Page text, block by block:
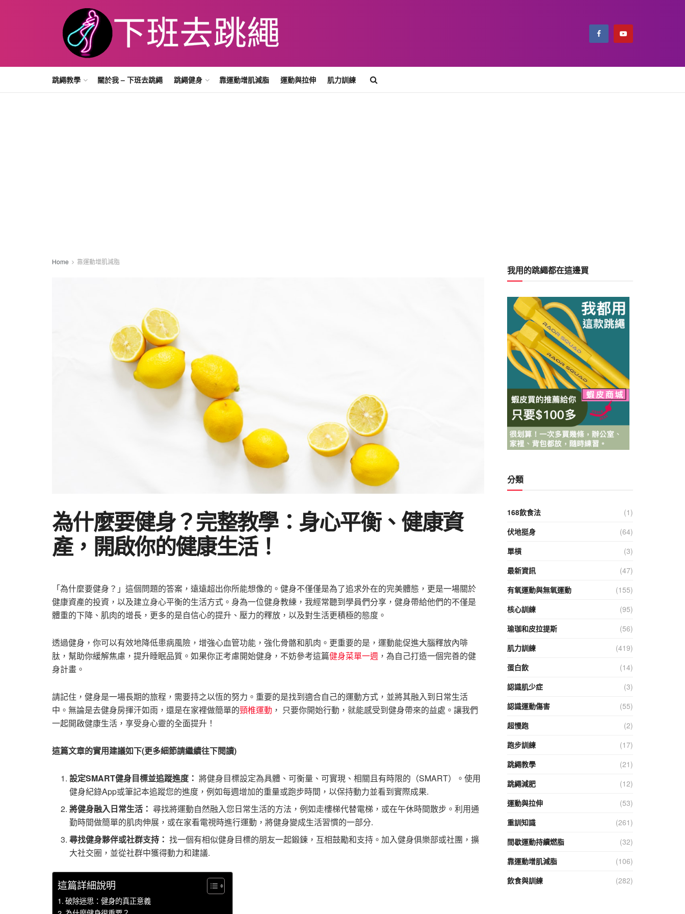
跳繩教學 關於我 – 下班去跳繩 跳繩健身 靠運動增肌減脂 運動與拉伸 肌力訓練
Home 靠運動增肌減脂
為什麼要健身？完整教學：身心平衡、健康資
產，開啟你的健康生活！
「為什麼要健身？」這個問題的答案，遠遠超出你所能想像的。健身不僅僅是為了追求外在的完美體態，更是一場關於
健康資產的投資，以及建立身心平衡的生活方式。身為一位健身教練，我經常聽到學員們分享，健身帶給他們的不僅是
體重的下降、肌肉的增長，更多的是自信心的提升、壓力的釋放，以及對生活更積極的態度。
透過健身，你可以有效地降低患病風險，增強心血管功能，強化骨骼和肌肉。更重要的是，運動能促進大腦釋放內啡
肽，幫助你緩解焦慮，提升睡眠品質。如果你正考慮開始健身，不妨參考這篇健身菜單一週 ，為自己打造一個完善的健
身計畫。
請記住，健身是一場長期的旅程，需要持之以恆的努力。重要的是找到適合自己的運動方式，並將其融入到日常生活
中。無論是去健身房揮汗如雨，還是在家裡做簡單的頸椎運動 ， 只要你開始行動，就能感受到健身帶來的益處。讓我們
一起開啟健康生活，享受身心靈的全面提升！
這篇文章的實用建議如下(更多細節請繼續往下閱讀)
設定SMART健身目標並追蹤進度： 將健身目標設定為具體、可衡量、可實現、相關且有時限的（SMART）。使用
健身紀錄App或筆記本追蹤您的進度，例如每週增加的重量或跑步時間，以保持動力並看到實際成果.
將健身融入日常生活： 尋找將運動自然融入您日常生活的方法，例如走樓梯代替電梯，或在午休時間散步。利用通
勤時間做簡單的肌肉伸展，或在家看電視時進行運動，將健身變成生活習慣的一部分.
尋找健身夥伴或社群支持： 找一個有相似健身目標的朋友一起鍛鍊，互相鼓勵和支持。加入健身俱樂部或社團，擴
大社交圈，並從社群中獲得動力和建議.
這篇詳細說明
破除迷思：健身的真正意義
我用的跳繩都在這邊買
分類
168飲食法
(1)
伏地挺身
(64)
單槓
(3)
最新資訊
(47)
有氧運動與無氧運動
(155)
核心訓練
(95)
瑜珈和皮拉提斯
(56)
肌力訓練
(419)
蛋白飲
(14)
認識肌少症
(3)
認識運動傷害
(55)
超慢跑
(2)
跑步訓練
(17)
跳繩教學
(21)
跳繩減肥
(12)
運動與拉伸
(53)
重訓知識
(261)
間歇運動持續燃脂
(32)
靠運動增肌減脂
(106)
飲食與訓練
(282)